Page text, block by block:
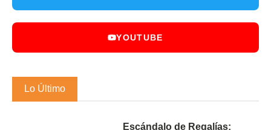
YOUTUBE
Lo Último
Escándalo de Regalías: